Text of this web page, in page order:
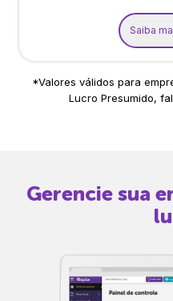
Saiba
*Valores válidos para
Lucro Presumido,
Gerencie sua